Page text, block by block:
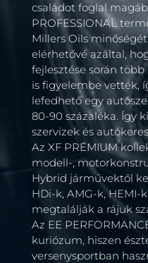
családot foglal
PROFESSIONAL
Millers Oils
elérhetővé azáltal,
fejlesztése során
is figyelembe vették,
lefedhető egy
80-90 százaléka. Így
szervizek és
Az XF PRÉMIUM
modell-,
Hybrid járművektől
HDi-k, AMG-k,
megtalálják a rájuk
Az EE
kuriózum, hiszen
versenysportban